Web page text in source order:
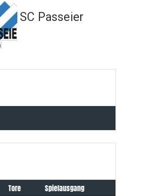
SC Passeier
Tore Spielausgang